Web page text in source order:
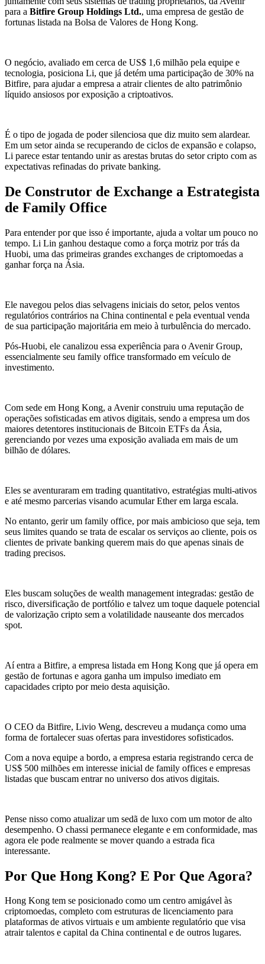
para a Bitfire Group Holdings Ltd., uma empresa de gestão de
fortunas listada na Bolsa de Valores de Hong Kong.
O negócio, avaliado em cerca de US$ 1,6 milhão pela equipe e
tecnologia, posiciona Li, que já detém uma participação de 30% na
Bitfire, para ajudar a empresa a atrair clientes de alto patrimônio
líquido ansiosos por exposição a criptoativos.
É o tipo de jogada de poder silenciosa que diz muito sem alardear.
Em um setor ainda se recuperando de ciclos de expansão e colapso,
Li parece estar tentando unir as arestas brutas do setor cripto com as
expectativas refinadas do private banking.
De Construtor de Exchange a Estrategista
de Family Office
Para entender por que isso é importante, ajuda a voltar um pouco no
tempo. Li Lin ganhou destaque como a força motriz por trás da
Huobi, uma das primeiras grandes exchanges de criptomoedas a
ganhar força na Ásia.
Ele navegou pelos dias selvagens iniciais do setor, pelos ventos
regulatórios contrários na China continental e pela eventual venda
de sua participação majoritária em meio à turbulência do mercado.
Pós-Huobi, ele canalizou essa experiência para o Avenir Group,
essencialmente seu family office transformado em veículo de
investimento.
Com sede em Hong Kong, a Avenir construiu uma reputação de
operações sofisticadas em ativos digitais, sendo a empresa um dos
maiores detentores institucionais de Bitcoin ETFs da Ásia,
gerenciando por vezes uma exposição avaliada em mais de um
bilhão de dólares.
Eles se aventuraram em trading quantitativo, estratégias multi-ativos
e até mesmo parcerias visando acumular Ether em larga escala.
No entanto, gerir um family office, por mais ambicioso que seja, tem
seus limites quando se trata de escalar os serviços ao cliente, pois os
clientes de private banking querem mais do que apenas sinais de
trading precisos.
Eles buscam soluções de wealth management integradas: gestão de
risco, diversificação de portfólio e talvez um toque daquele potencial
de valorização cripto sem a volatilidade nauseante dos mercados
spot.
Aí entra a Bitfire, a empresa listada em Hong Kong que já opera em
gestão de fortunas e agora ganha um impulso imediato em
capacidades cripto por meio desta aquisição.
O CEO da Bitfire, Livio Weng, descreveu a mudança como uma
forma de fortalecer suas ofertas para investidores sofisticados.
Com a nova equipe a bordo, a empresa estaria registrando cerca de
US$ 500 milhões em interesse inicial de family offices e empresas
listadas que buscam entrar no universo dos ativos digitais.
Pense nisso como atualizar um sedã de luxo com um motor de alto
desempenho. O chassi permanece elegante e em conformidade, mas
agora ele pode realmente se mover quando a estrada fica
interessante.
Por Que Hong Kong? E Por Que Agora?
Hong Kong tem se posicionado como um centro amigável às
criptomoedas, completo com estruturas de licenciamento para
plataformas de ativos virtuais e um ambiente regulatório que visa
atrair talentos e capital da China continental e de outros lugares.